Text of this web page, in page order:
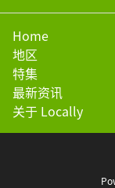
Home
地区
特集
最新资讯
关于 Locally